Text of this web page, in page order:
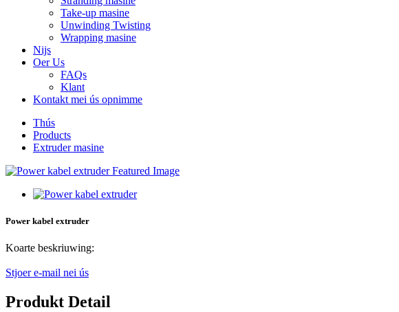
Take-up masine
Unwinding Twisting
Wrapping masine
Nijs
Oer Us
FAQs
Klant
Kontakt mei ús opnimme
Thús
Products
Extruder masine
Power kabel extruder
Koarte beskriuwing:
Stjoer e-mail nei ús
Produkt Detail